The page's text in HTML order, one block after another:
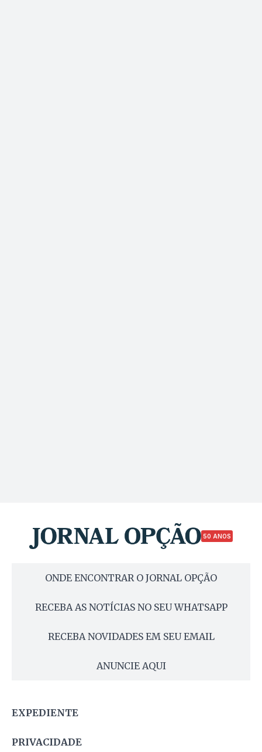
50 ANOS
ONDE ENCONTRAR O JORNAL OPÇÃO
RECEBA AS NOTÍCIAS NO SEU WHATSAPP
RECEBA NOVIDADES EM SEU EMAIL
ANUNCIE AQUI
EXPEDIENTE
PRIVACIDADE